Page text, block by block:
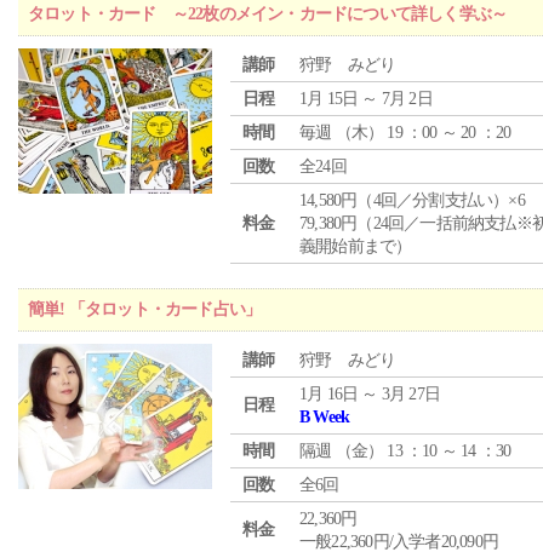
タロット・カード ～22枚のメイン・カードについて詳しく学ぶ～
講師
狩野 みどり
日程
1月 15日 ～ 7月 2日
時間
毎週 （木） 19 ：00 ～ 20 ：20
回数
全24回
料金
14,580円（4回／分割支払い）×6
79,380円（24回／一括前納支払※
義開始前まで）
簡単! 「タロット・カード占い」
講師 狩野 みどり
日程
1月 16日 ～ 3月 27日
B Week
時間
隔週 （金） 13 ：10 ～ 14 ：30
回数
全6回
料金
22,360円
一般22,360円/入学者20,090円